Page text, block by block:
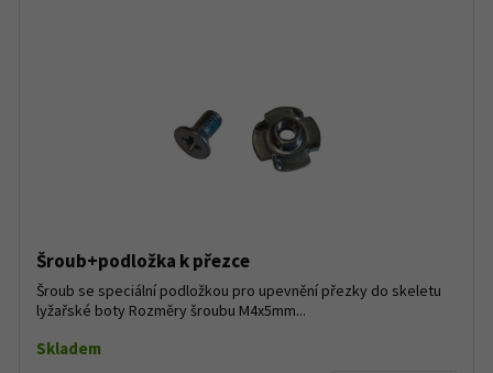
Šroub+podložka k přezce
Šroub se speciální podložkou pro upevnění přezky do skeletu
lyžařské boty Rozměry šroubu M4x5mm...
Skladem